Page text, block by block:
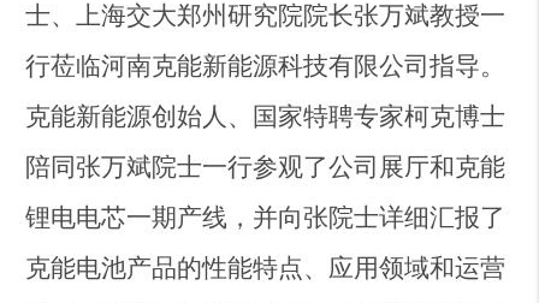
士、上海交大郑州研究院院长张万斌教授一
行莅临河南克能新能源科技有限公司指导。
克能新能源创始人、国家特聘专家柯克博士
陪同张万斌院士一行参观了公司展厅和克能
锂电电芯一期产线，并向张院士详细汇报了
克能电池产品的性能特点、应用领域和运营